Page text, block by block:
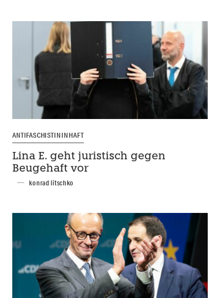
ANTIFASCHISTIN IN HAFT
Lina E. geht juristisch gegen
Beugehaft vor
konrad litschko